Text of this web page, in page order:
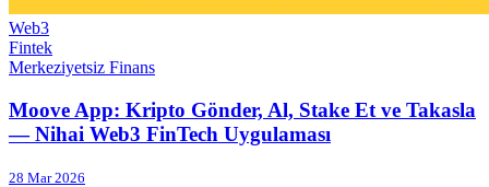
Web3
Fintek
Merkeziyetsiz Finans
Moove App: Kripto Gönder, Al, Stake Et ve Takasla
— Nihai Web3 FinTech Uygulaması
28 Mar 2026